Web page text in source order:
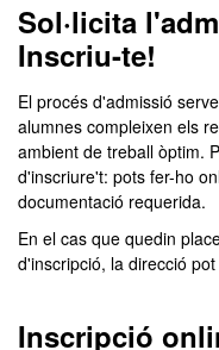
Sol·licita
Inscriu-te!
El procés d'admissió
alumnes compleixen els
ambient de treball òptim.
d'inscriure't: pots fer-ho
documentació requerida.
En el cas que quedin
d'inscripció, la direcció
Inscripció